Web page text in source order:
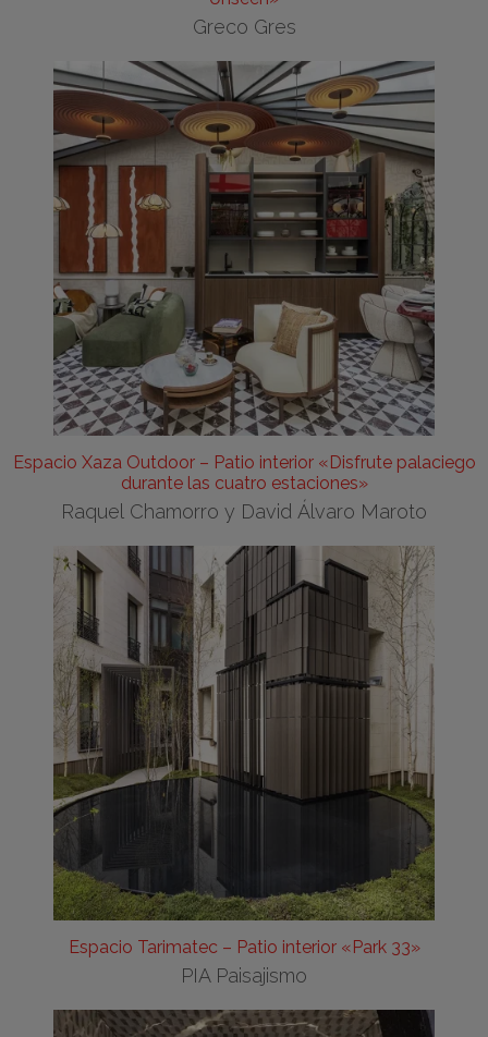
Greco Gres
Espacio Xaza Outdoor – Patio interior «Disfrute palaciego
durante las cuatro estaciones»
Raquel Chamorro y David Álvaro Maroto
Espacio Tarimatec – Patio interior «Park 33»
PIA Paisajismo